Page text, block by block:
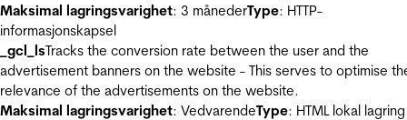
Maksimal lagringsvarighet: 3 månederType: HTTP-
informasjonskapsel
_gcl_lsTracks the conversion rate between the user and the
advertisement banners on the website - This serves to optimise
relevance of the advertisements on the website.
Maksimal lagringsvarighet: VedvarendeType: HTML lokal lagring